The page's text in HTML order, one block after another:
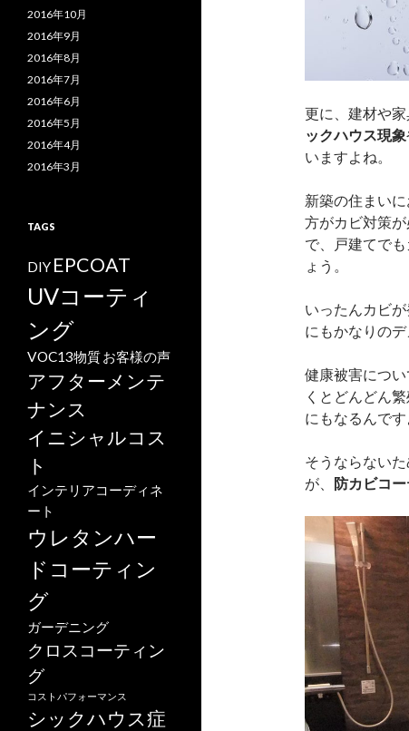
更に、建材や
ックハウス現象
いますよね。
新築の住まい
方がカビ対策
で、戸建てで
ょう。
いったんカビ
にもかなりのデ
健康被害につ
くとどんどん繁
にもなるんです
そうならない
が、 防カビコ
2016年10月
2016年9月
2016年8月
2016年7月
2016年6月
2016年5月
2016年4月
2016年3月
TAGS
DIY EPCOAT
UVコーティ
ング
VOC13物質お客様の声
アフターメンテ
ナンス
イニシャルコス
ト
インテリアコーディネ
ート
ウレタンハー
ドコーティン
グ
ガーデニング
クロスコーティン
グ
コストパフォーマンス
シックハウス症